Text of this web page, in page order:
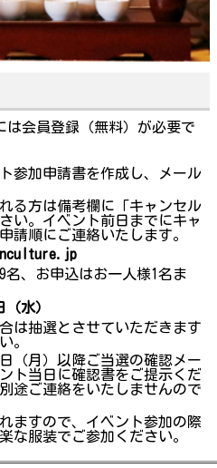
は会員登録（無料）が必要で
参加申請書を作成し、メール
る方は備考欄に「キャンセル
い。イベント前日までにキャ
請順にご連絡いたします。
名、お申込はお一人様1名ま
水）
は抽選とさせていただきます
。
（月）以降ご当選の確認メー
ト当日に確認書をご提示くだ
途ご連絡をいたしませんので
ますので、イベント参加の際
な服装でご参加ください。